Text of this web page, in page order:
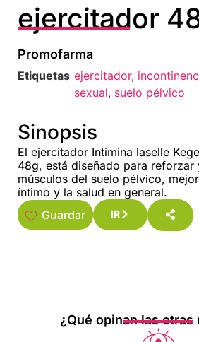
ejercitador
Promofarma
Etiquetas ejercitador,
sexual, suelo pélvico
Sinopsis
El ejercitador Intimina laselle
48g, está diseñado para
músculos del suelo pélvico,
íntimo y la salud en general.
Guardar
IR
¿Qué opinan las otras